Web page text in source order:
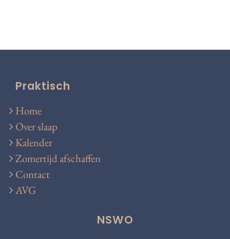
Praktisch
Home
Over slaap
Kalender
Zomertijd afschaffen
Contact
AVG
NSWO